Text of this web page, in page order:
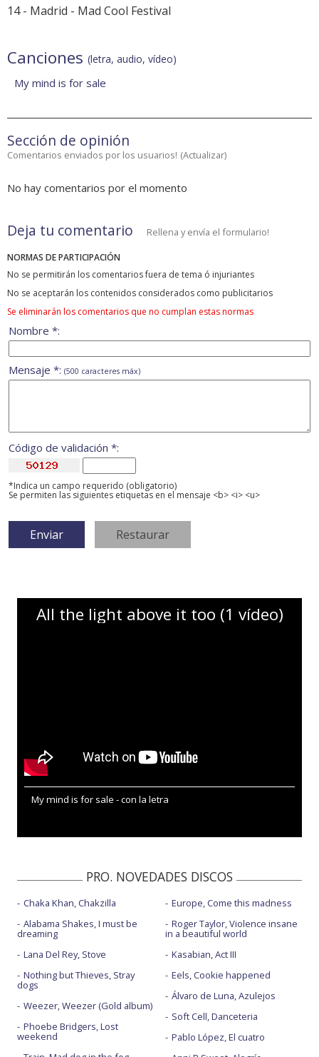
14 - Madrid - Mad Cool Festival
Canciones (letra, audio, vídeo)
My mind is for sale
Sección de opinión
Comentarios enviados por los usuarios! (Actualizar)
No hay comentarios por el momento
Deja tu comentario Rellena y envía el formulario!
NORMAS DE PARTICIPACIÓN
No se permitirán los comentarios fuera de tema ó injuriantes
No se aceptarán los contenidos considerados como publicitarios
Se eliminarán los comentarios que no cumplan estas normas
Nombre *:
Mensaje *: (500 caracteres máx)
Código de validación *:
*Indica un campo requerido (obligatorio)
Se permiten las siguientes etiquetas en el mensaje <b> <i> <u>
All the light above it too (1 vídeo)
My mind is for sale - con la letra
PRO. NOVEDADES DISCOS
Chaka Khan, Chakzilla
Alabama Shakes, I must be
dreaming
Lana Del Rey, Stove
Nothing but Thieves, Stray
dogs
Weezer, Weezer (Gold album)
Phoebe Bridgers, Lost
weekend
Europe, Come this madness
Roger Taylor, Violence insane
in a beautiful world
Kasabian, Act III
Eels, Cookie happened
Álvaro de Luna, Azulejos
Soft Cell, Danceteria
Pablo López, El cuatro